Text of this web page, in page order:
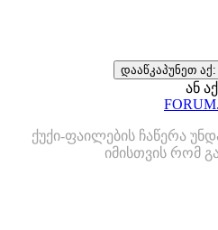
დააწკაპუნეთ
ან აქ
ქუქი-ფაილების ჩაწერა
იმისთვის რომ